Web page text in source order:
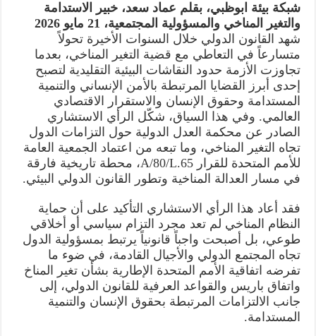
شبكة بيئة ابوظبي، بقلم عماد سعد، خبير الاستدامة
والتغير المناخي والمسؤولية المجتمعية، 21 مايو 2026
شهد القانون الدولي خلال السنوات الأخيرة تحولاً
متسارعاً في التعاطي مع قضية التغير المناخي، بعدما
تجاوزت الأزمة حدود النقاشات البيئية التقليدية لتصبح
إحدى أبرز القضايا المرتبطة بالأمن الإنساني والتنمية
المستدامة وحقوق الإنسان والاستقرار الاقتصادي
العالمي. وفي هذا السياق، شكّل الرأي الاستشاري
الصادر عن محكمة العدل الدولية حول التزامات الدول
تجاه التغير المناخي، وما تبعه من اعتماد الجمعية العامة
للأمم المتحدة للقرار A/80/L.65، محطة تاريخية فارقة
في مسار العدالة المناخية وتطور القانون الدولي البيئي.
فقد أعاد هذا الرأي الاستشاري التأكيد على أن حماية
النظام المناخي لم تعد مجرد التزام سياسي أو أخلاقي
طوعي، بل أصبحت واجباً قانونياً يرتبط بمسؤولية الدول
تجاه المجتمع الدولي والأجيال القادمة، في ضوء ما
تفرضه اتفاقية الأمم المتحدة الإطارية بشأن تغير المناخ
واتفاق باريس والقواعد العرفية للقانون الدولي، إلى
جانب الالتزامات المرتبطة بحقوق الإنسان والتنمية
المستدامة.